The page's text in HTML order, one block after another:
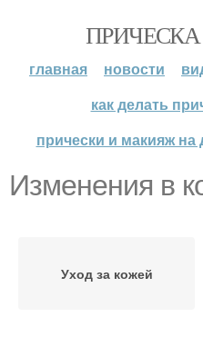
главная новости
как делать
прически и макияж на
Изменения в
Уход за кожей